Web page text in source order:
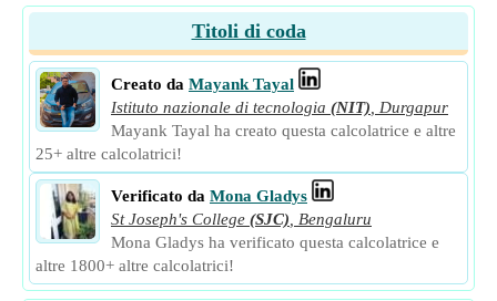
Titoli di coda
Creato da Mayank Tayal
Istituto nazionale di tecnologia (NIT)
Durgapur
Mayank Tayal ha creato questa calcolatrice e altre
25+ altre calcolatrici!
Verificato da Mona Gladys
St Joseph's College (SJC)
Bengaluru
Mona Gladys ha verificato questa calcolatrice e
altre 1800+ altre calcolatrici!